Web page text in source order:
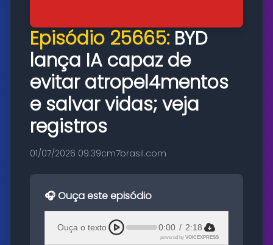
Episódio 25665: BYD
lança IA capaz de
evitar atropel4mentos
e salvar vidas; veja
registros
01/07/2026 09:39cm7brasil.com
🎧 Ouça este episódio
Ouça o texto 0:00 / 2:18
powered by VOICEXPRESS